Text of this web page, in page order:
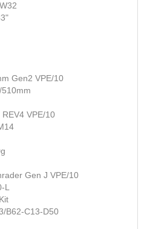
Gen2 VPE/10
VPE/10
Gen J VPE/10
L
B62-C13-D50